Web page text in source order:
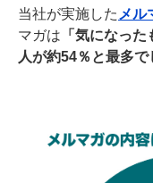
当社が実施した メル
マガは 「気になっ
人が約54％と最多で